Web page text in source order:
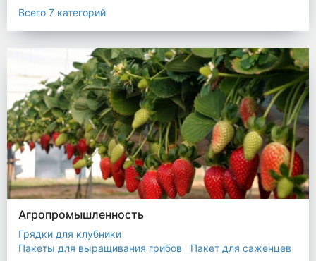
Всего 7 категорий
Агропромышленность
Грядки для клубники
Пакеты для выращивания грибов
Пакет для саженцев